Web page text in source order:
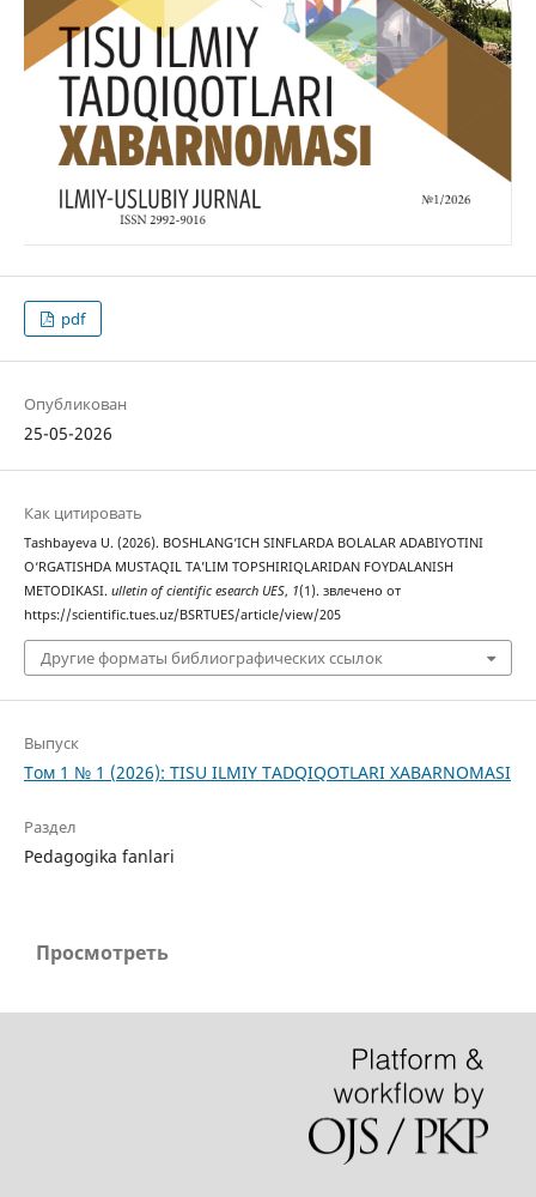
pdf
Опубликован
25-05-2026
Как цитировать
Tаshbаyevа U. (2026). BOSHLАNG‘ICH SINFLАRDА BOLАLАR АDАBIYOTINI
O‘RGАTISHDА MUSTАQIL TА’LIM TOPSHIRIQLАRIDАN FOYDАLАNISH
METODIKАSI. ulletin of cientific esearch UES, 1(1). звлечено от
https://scientific.tues.uz/BSRTUES/article/view/205
Другие форматы библиографических ссылок
Выпуск
Том 1 № 1 (2026): TISU ILMIY TADQIQOTLARI XABARNOMASI
Раздел
Pedagogika fanlari
Просмотреть